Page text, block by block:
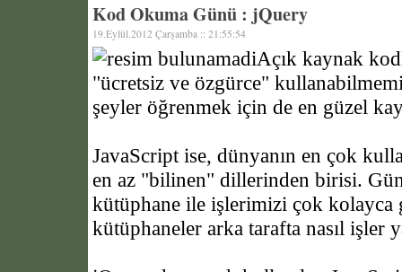
Kod Okuma Günü : jQuery
19.Eylül.2012 Çarşamba :: 21:55:54
Açık kaynak
"ücretsiz ve özgürce"
şeyler öğrenmek için de en güzel
JavaScript ise, dünyanın en çok
en az "bilinen" dillerinden birisi.
kütüphane ile işlerimizi çok
kütüphaneler arka tarafta nasıl işler